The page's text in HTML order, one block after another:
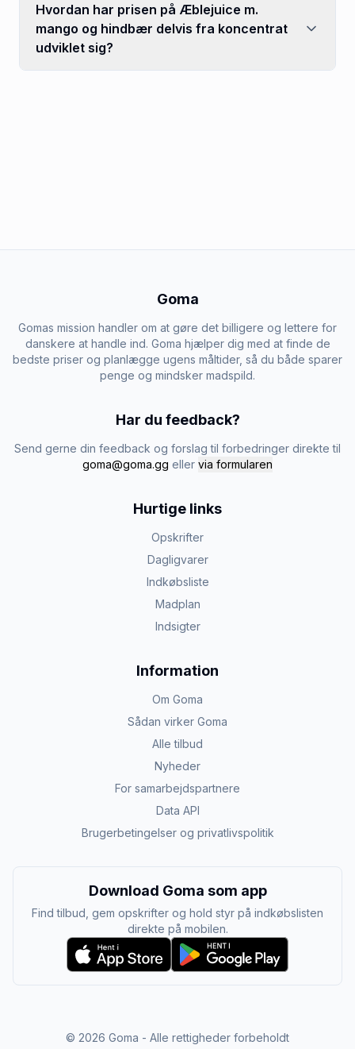
Hvordan har prisen på Æblejuice m.
mango og hindbær delvis fra koncentrat
udviklet sig?
Goma
Gomas mission handler om at gøre det billigere og lettere for
danskere at handle ind. Goma hjælper dig med at finde de
bedste priser og planlægge ugens måltider, så du både sparer
penge og mindsker madspild.
Har du feedback?
Send gerne din feedback og forslag til forbedringer direkte til
goma@goma.gg eller via formularen
Hurtige links
Opskrifter
Dagligvarer
Indkøbsliste
Madplan
Indsigter
Information
Om Goma
Sådan virker Goma
Alle tilbud
Nyheder
For samarbejdspartnere
Data API
Brugerbetingelser og privatlivspolitik
Download Goma som app
Find tilbud, gem opskrifter og hold styr på indkøbslisten
direkte på mobilen.
© 2026 Goma - Alle rettigheder forbeholdt